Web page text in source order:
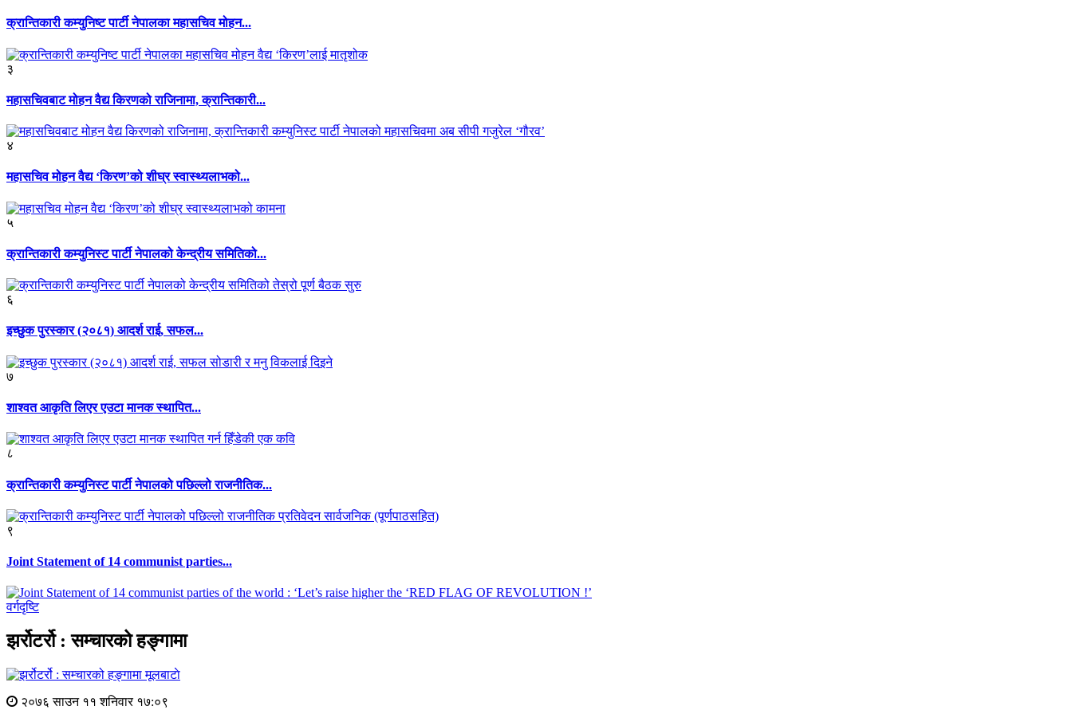
क्रान्तिकारी कम्युनिष्ट पार्टी नेपालका महासचिव मोहन...
३
महासचिवबाट मोहन वैद्य किरणको राजिनामा, क्रान्तिकारी...
४
महासचिव मोहन वैद्य ‘किरण’को शीघ्र स्वास्थ्यलाभको...
५
क्रान्तिकारी कम्युनिस्ट पार्टी नेपालको केन्द्रीय समितिको...
६
इच्छुक पुरस्कार (२०८१) आदर्श राई, सफल...
७
शाश्वत आकृति लिएर एउटा मानक स्थापित...
८
क्रान्तिकारी कम्युनिस्ट पार्टी नेपालको पछिल्लो राजनीतिक...
९
Joint Statement of 14 communist parties...
वर्गदृष्टि
झर्रोटर्रो : सम्चारको हङ्गामा
मूलबाटाे
२०७६ साउन ११ शनिवार १७:०९